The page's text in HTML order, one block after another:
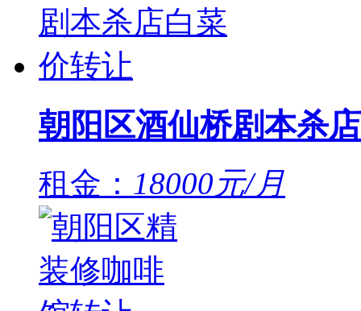
朝阳区酒仙桥剧本杀
租金： 18000元/月